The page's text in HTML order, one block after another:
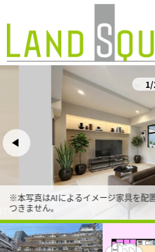
※本写真はAIによるイメージ家具を配
つきません。